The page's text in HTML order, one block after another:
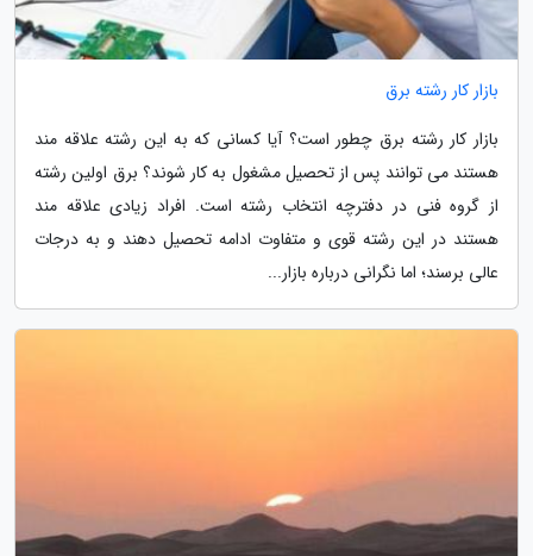
بازار کار رشته برق
بازار کار رشته برق چطور است؟ آیا کسانی که به این رشته علاقه مند
هستند می توانند پس از تحصیل مشغول به کار شوند؟ برق اولین رشته
از گروه فنی در دفترچه انتخاب رشته است. افراد زیادی علاقه مند
هستند در این رشته قوی و متفاوت ادامه تحصیل دهند و به درجات
عالی برسند؛ اما نگرانی درباره بازار...